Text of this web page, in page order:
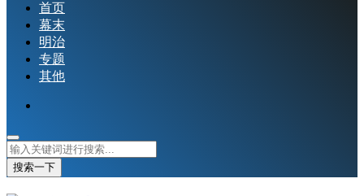
首页
幕末
明治
专题
其他
搜索一下